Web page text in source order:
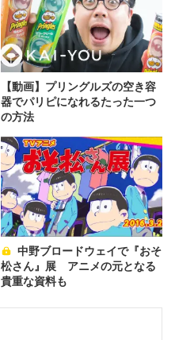
【動画】プリングルズの空き容
器でパリピになれるたった一つ
の方法
松さん』展 アニメの元となる
貴重な資料も